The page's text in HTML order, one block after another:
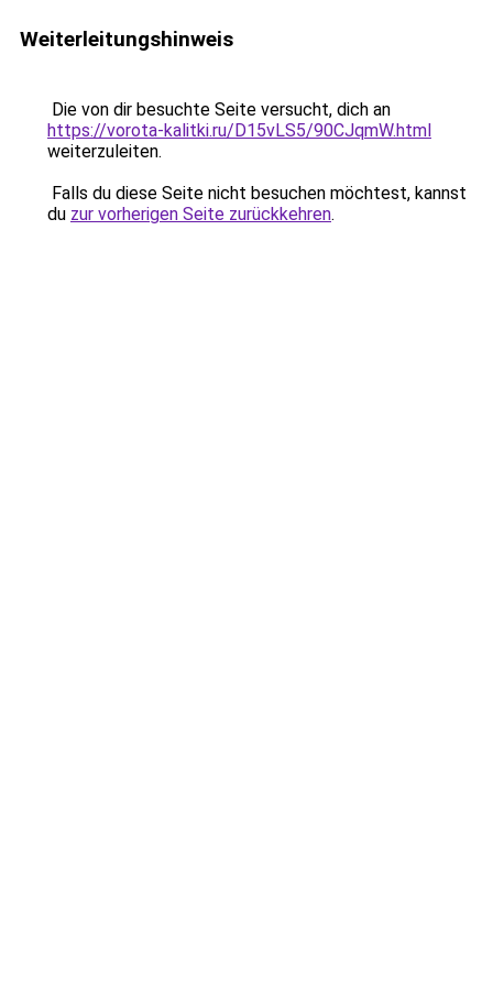
Weiterleitungshinweis
Die von dir besuchte Seite versucht, dich an
https://vorota-kalitki.ru/D15vLS5/90CJqmW.html
weiterzuleiten.
Falls du diese Seite nicht besuchen möchtest, kannst
du zur vorherigen Seite zurückkehren.